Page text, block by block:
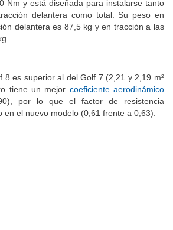
Nm y está diseñada para instalarse tanto
delantera como total. Su peso en
delantera es 87,5 kg y en tracción a las
8 es superior al del Golf 7 (2,21 y 2,19 m²
tiene un mejor coeficiente aerodinámico
por lo que el factor de resistencia
en el nuevo modelo (0,61 frente a 0,63).